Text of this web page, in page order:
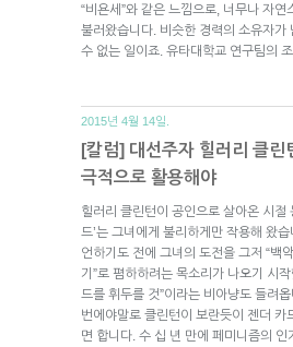
“비욘세”와 같은 느낌으로, 너무나 자연
불러왔습니다. 비슷한 경력의 소유자가
수 없는 일이죠. 유타대학교 연구팀의 조
2015년 4월 14일.
[칼럼] 대선주자 힐러리 클린
극적으로 활용해야
힐러리 클린턴이 공인으로 살아온 시절
드’는 그녀에게 불리하게만 작용해 왔
언하기도 전에 그녀의 도전을 그저 “백
기”로 폄하하려는 목소리가 나오기 시
드를 휘두를 것”이라는 비아냥도 들려
번에야말로 클린턴이 보란듯이 젠더 카
면 합니다. 수 십 년 만에 페미니즘의 인